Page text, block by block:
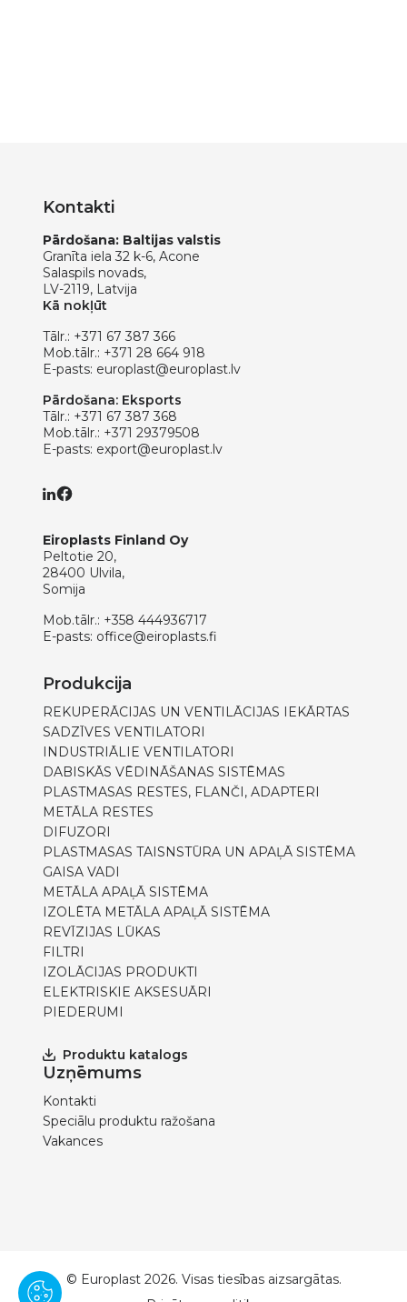
Kontakti
Pārdošana: Baltijas valstis
Granīta iela 32 k-6, Acone
Salaspils novads,
LV-2119, Latvija
Kā nokļūt
Tālr.: +371 67 387 366
Mob.tālr.: +371 28 664 918
E-pasts: europlast@europlast.lv
Pārdošana: Eksports
Tālr.: +371 67 387 368
Mob.tālr.: +371 29379508
E-pasts: export@europlast.lv
Eiroplasts Finland Oy
Peltotie 20,
28400 Ulvila,
Somija
Mob.tālr.: +358 444936717
E-pasts: office@eiroplasts.fi
Produkcija
REKUPERĀCIJAS UN VENTILĀCIJAS IEKĀRTAS
SADZĪVES VENTILATORI
INDUSTRIĀLIE VENTILATORI
DABISKĀS VĒDINĀŠANAS SISTĒMAS
PLASTMASAS RESTES, FLANČI, ADAPTERI
METĀLA RESTES
DIFUZORI
PLASTMASAS TAISNSTŪRA UN APAĻĀ SISTĒMA
GAISA VADI
METĀLA APAĻĀ SISTĒMA
IZOLĒTA METĀLA APAĻĀ SISTĒMA
REVĪZIJAS LŪKAS
FILTRI
IZOLĀCIJAS PRODUKTI
ELEKTRISKIE AKSESUĀRI
PIEDERUMI
Produktu katalogs
Uzņēmums
Kontakti
Speciālu produktu ražošana
Vakances
© Europlast 2026. Visas tiesības aizsargātas.